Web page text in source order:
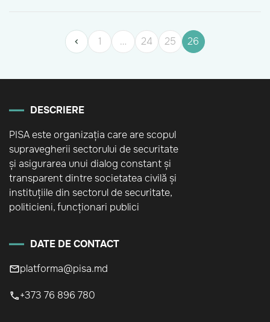
1
… 24 25 26
DESCRIERE
PISA este organizația care are scopul
supravegherii sectorului de securitate
și asigurarea unui dialog constant și
transparent dintre societatea civilă și
instituțiile din sectorul de securitate,
politicieni, funcționari publici
DATE DE CONTACT
platforma@pisa.md
+373 76 896 780